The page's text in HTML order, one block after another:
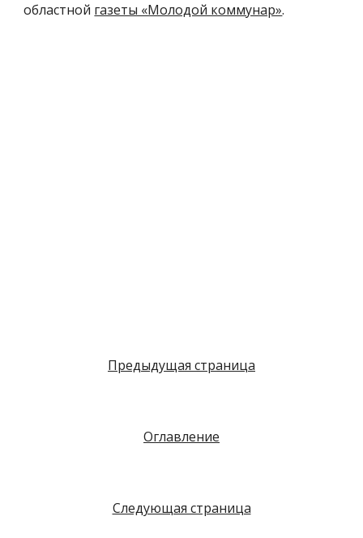
областной газеты «Молодой коммунар».
Предыдущая страница
Оглавление
Следующая страница